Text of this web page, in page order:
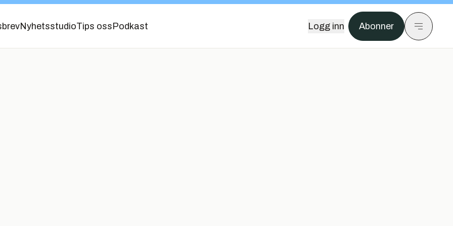
NyhetsstudioTips oss Podkast Logg inn Abonner